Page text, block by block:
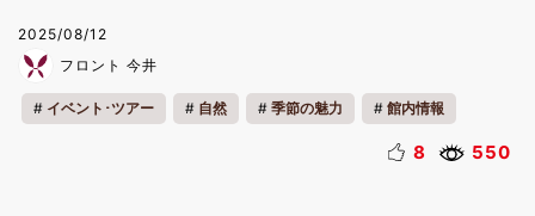
2025/08/12
フロント 今井
イベント･ツアー 自然 季節の魅力 館内情報
お知らせ 8 550